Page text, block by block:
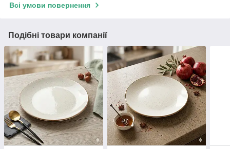
Всі умови повернення
Подібні товари компанії